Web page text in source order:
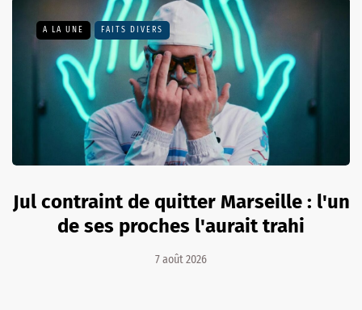
A LA UNE FAITS DIVERS
Jul contraint de quitter Marseille : l'un
de ses proches l'aurait trahi
7 août 2026